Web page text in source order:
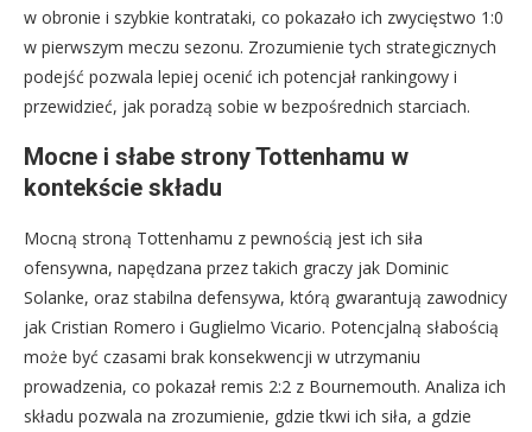
w obronie i szybkie kontrataki, co pokazało ich zwycięstwo 1:0
w pierwszym meczu sezonu. Zrozumienie tych strategicznych
podejść pozwala lepiej ocenić ich potencjał rankingowy i
przewidzieć, jak poradzą sobie w bezpośrednich starciach.
Mocne i słabe strony Tottenhamu w
kontekście składu
Mocną stroną Tottenhamu z pewnością jest ich siła
ofensywna, napędzana przez takich graczy jak Dominic
Solanke, oraz stabilna defensywa, którą gwarantują zawodnicy
jak Cristian Romero i Guglielmo Vicario. Potencjalną słabością
może być czasami brak konsekwencji w utrzymaniu
prowadzenia, co pokazał remis 2:2 z Bournemouth. Analiza ich
składu pozwala na zrozumienie, gdzie tkwi ich siła, a gdzie